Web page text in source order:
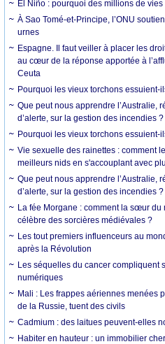
El Niño : pourquoi des millions de
À Sao Tomé-et-Principe, l’ONU
urnes
Espagne. Il faut veiller à placer les
au cœur de la réponse apportée à
Ceuta
Pourquoi les vieux torchons essuient-
Que peut nous apprendre l’Australie,
d’alerte, sur la gestion des incendies ?
Pourquoi les vieux torchons essuient-
Vie sexuelle des rainettes : comment
meilleurs nids en s'accouplant avec
Que peut nous apprendre l’Australie,
d’alerte, sur la gestion des incendies ?
La fée Morgane : comment la sœur
célèbre des sorcières médiévales ?
Les tout premiers influenceurs au
après la Révolution
Les séquelles du cancer compliquent
numériques
Mali : Les frappes aériennes menées
de la Russie, tuent des civils
Cadmium : des laitues peuvent-elles
Habiter en hauteur : un immobilier